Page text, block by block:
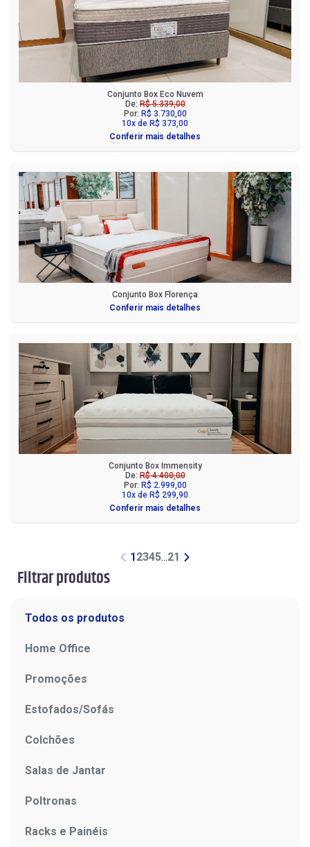
Filtrar produtos
Todos os produtos
Home Office
Promoções
Estofados/Sofás
Colchões
Salas de Jantar
Poltronas
Racks e Painéis
Conjunto Box Eco Nuvem
De:R$ 5.339,00
Por: R$ 3.730,00
10x de R$ 373,00
Conferir mais detalhes
Conjunto Box Florença
Conferir mais detalhes
Conjunto Box Immensity
De:R$ 4.400,00
Por: R$ 2.999,00
10x de R$ 299,90
Conferir mais detalhes
1 2345...21